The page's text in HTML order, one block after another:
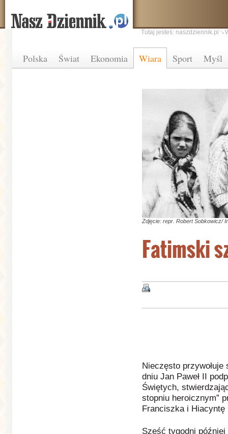
Polska Świat Ekonomia Wiara Sport Myśl
Tutaj jesteś: naszdziennik.pl
Zdjęcie: repr. Robert Sobkowicz/
Fatimski
Nieczęsto
dniu Jan Paweł II
Świętych,
stopniu heroicznym”
Franciszka i Hiacyntę
Sześć tygodni